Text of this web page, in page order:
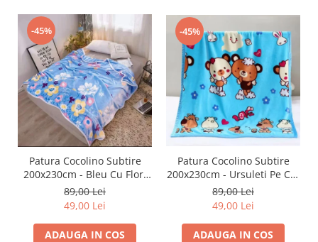
-45%
Patura Cocolino Subtire
200x230cm - Bleu Cu Flori
Vesele
89,00 Lei
49,00 Lei
ADAUGA IN COS
-45%
Patura Cocolino Subtire
200x230cm - Ursuleti Pe Cer
Albastru
89,00 Lei
49,00 Lei
ADAUGA IN COS